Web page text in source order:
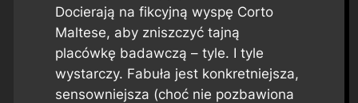
Docierają na fikcyjną wyspę Corto
Maltese, aby zniszczyć tajną
placówkę badawczą – tyle. I tyle
wystarczy. Fabuła jest konkretniejsza,
sensowniejsza (choć nie pozbawiona